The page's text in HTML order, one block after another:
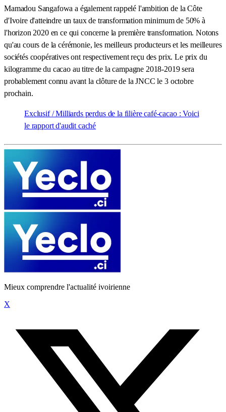
Mamadou Sangafowa a également rappelé l'ambition de la Côte
d'Ivoire d'atteindre un taux de transformation minimum de 50% à
l'horizon 2020 en ce qui concerne la première transformation. Notons
qu'au cours de la cérémonie, les meilleurs producteurs et les meilleures
sociétés coopératives ont respectivement reçu des prix. Le prix du
kilogramme du cacao au titre de la campagne 2018-2019 sera
probablement connu avant la clôture de la JNCC le 3 octobre
prochain.
Exclusif / Milliards perdus de la filière café-cacao : Voici
le rapport d'audit caché
Mieux comprendre l'actualité ivoirienne
X